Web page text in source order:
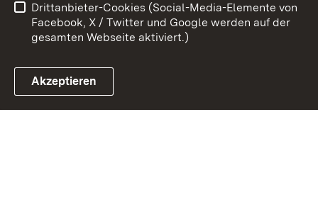
Link zum Landesportal
Impressum Cookies
Drittanbieter-Cookies (Social-Media-Elemente von
Facebook, X / Twitter und Google werden auf der
gesamten Webseite aktiviert.)
Akzeptieren